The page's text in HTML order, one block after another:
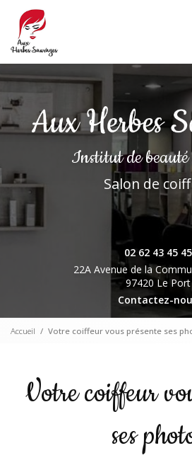
contenu
principal
Institut de beauté
Salon de
02 62 43 45 45
22A Avenue de la
97420 Le Port
Contactez-
Accueil Votre coiffeur vous présente ses
Votre coiffeur
ses